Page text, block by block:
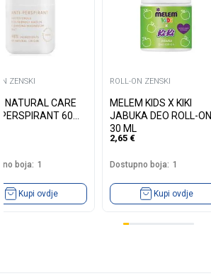
ZENSKI
NATURAL CARE
60
boja: 1
Kupi ovdje
ROLL-ON ZENSKI
MELEM KIDS X KIKI
JABUKA DEO ROLL-ON
30 ML
2,65 €
Dostupno boja: 1
Kupi ovdje